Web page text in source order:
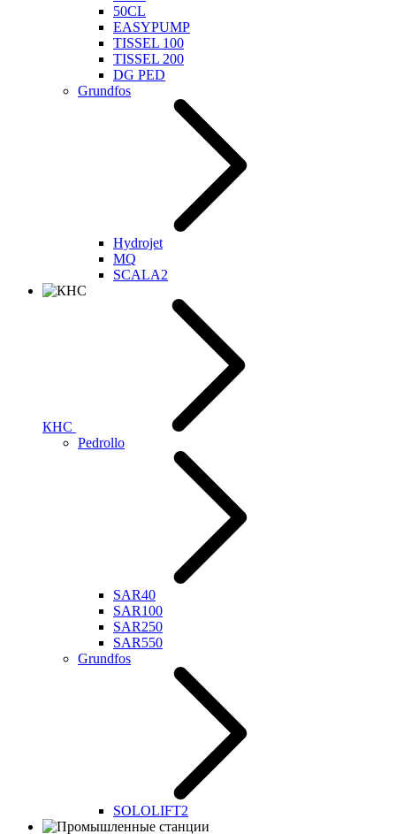
50CL
EASYPUMP
TISSEL 100
TISSEL 200
DG PED
Grundfos
Hydrojet
MQ
SCALA2
КНС
Pedrollo
SAR40
SAR100
SAR250
SAR550
Grundfos
SOLOLIFT2